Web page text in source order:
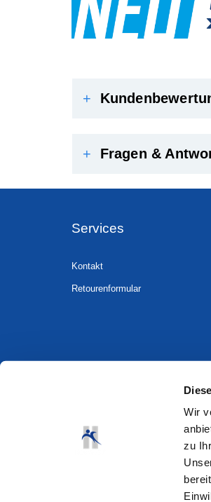
Wir
zu
+
+ Fragen &
Services
Kontakt
Retourenformular